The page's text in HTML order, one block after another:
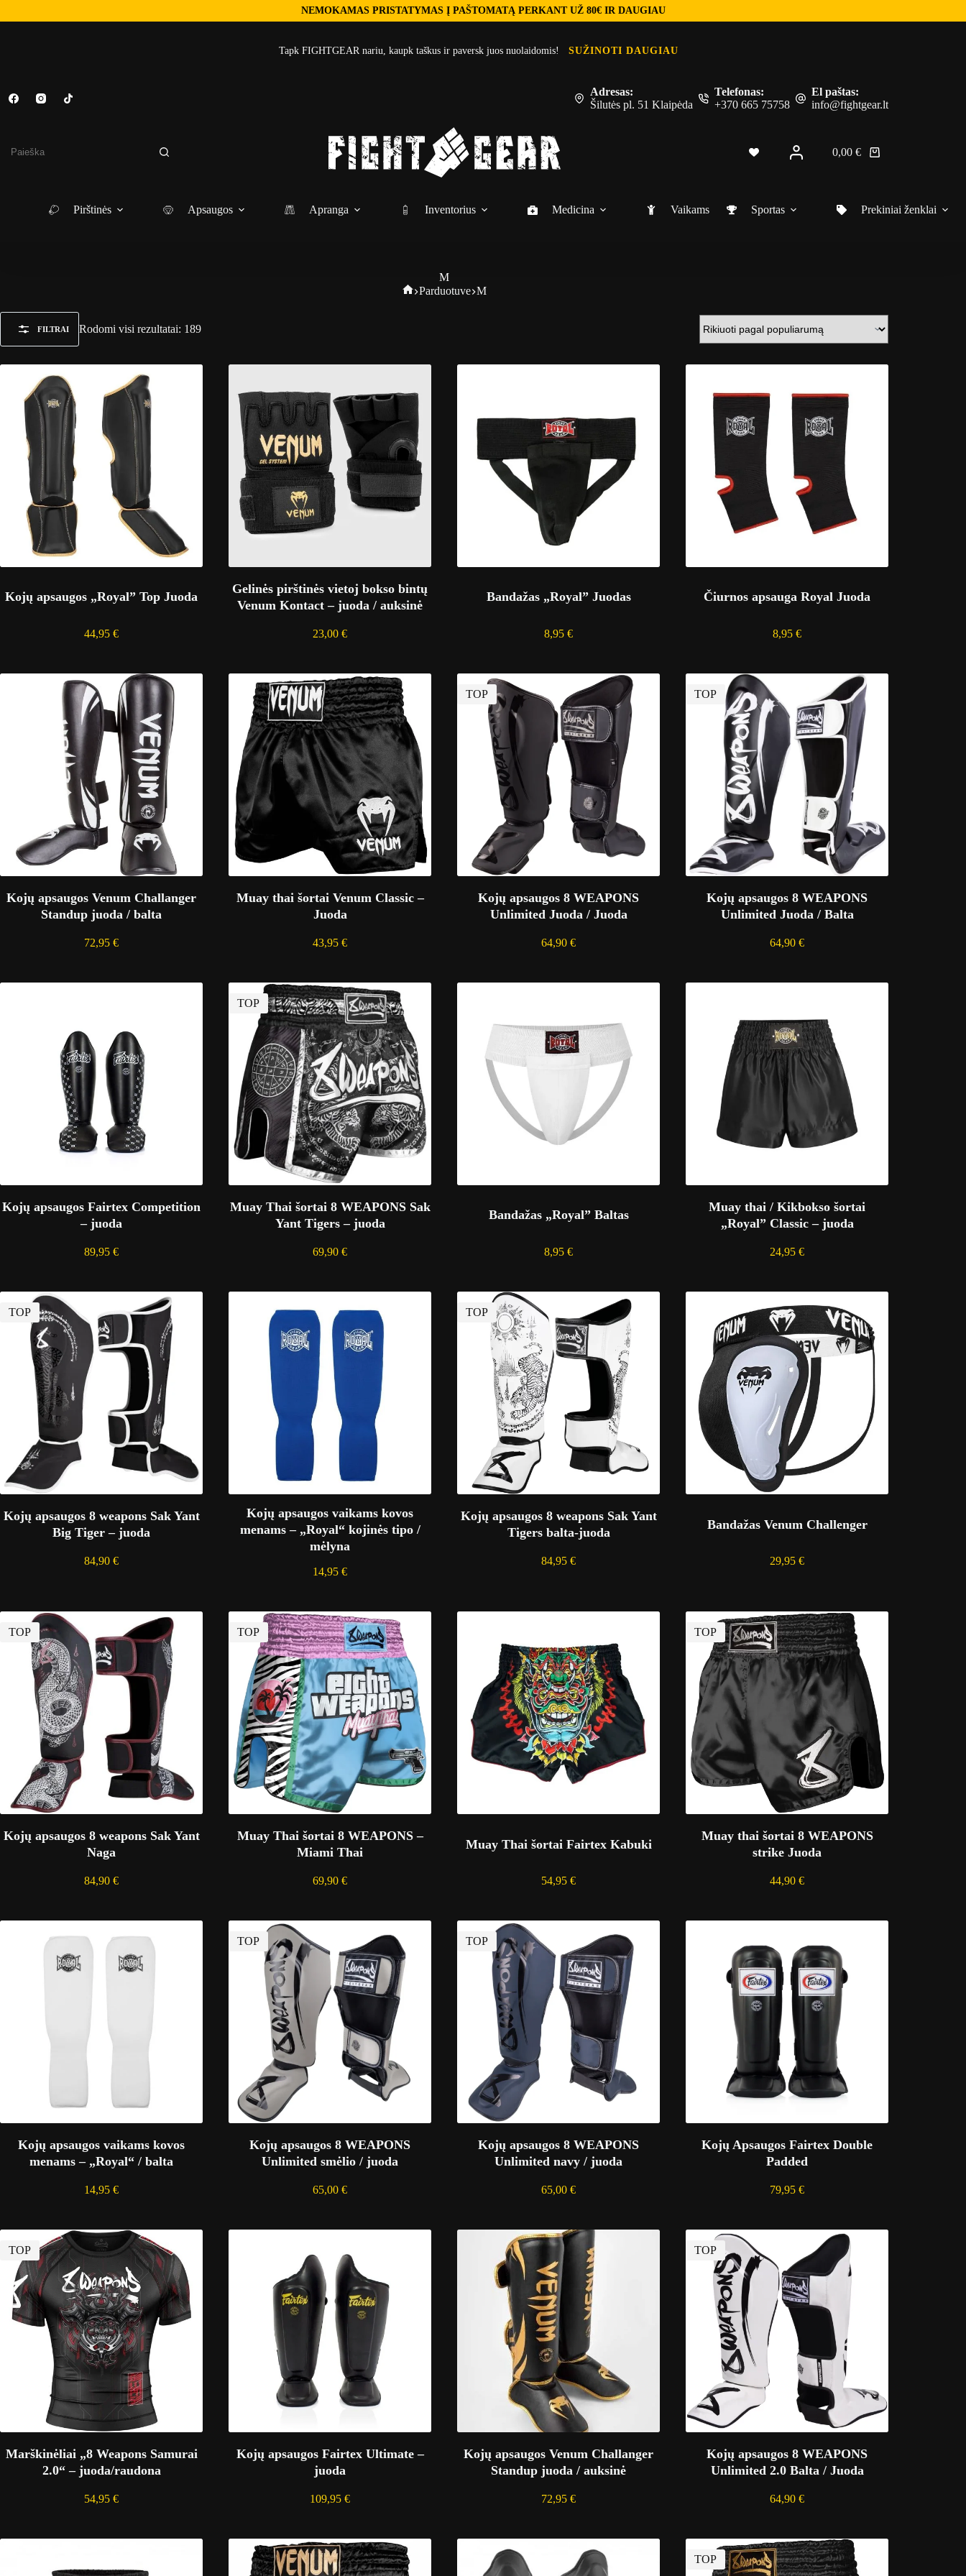
NEMOKAMAS PRISTATYMAS Į PAŠTOMATĄ PERKANT UŽ 80€ IR DAUGIAU
Tapk FIGHTGEAR nariu, kaupk taškus ir paversk juos nuolaidomis! SUŽINOTI DAUGIAU
Adresas:
Šilutės pl. 51 Klaipėda
Telefonas:
+370 665 75758
El paštas:
info@fightgear.lt
Shopping
0,00€
Pirštinės Apsaugos Apranga Inventorius Medicina Vaikams Sportas Prekiniai ženklai
M
Fightgear
Parduotuve M
FILTRAI Rodomi visi rezultatai: 189Rūšiuojama
Kojų apsaugos „Royal” Top Juoda
44,95€
Gelinės pirštinės vietoj bokso bintų
Venum Kontact – juoda / auksinė
23,00€
Bandažas „Royal” Juodas
8,95€
Čiurnos apsauga Royal Juoda
8,95€
Kojų apsaugos Venum Challanger
Standup juoda / balta
72,95€
Muay thai šortai Venum Classic –
Juoda
43,95€
TOP
Kojų apsaugos 8 WEAPONS
Unlimited Juoda / Juoda
64,90€
TOP
Kojų apsaugos 8 WEAPONS
Unlimited Juoda / Balta
64,90€
Kojų apsaugos Fairtex Competition
– juoda
89,95€
TOP
Muay Thai šortai 8 WEAPONS Sak
Yant Tigers – juoda
69,90€
Bandažas „Royal” Baltas
8,95€
Muay thai / Kikbokso šortai
„Royal” Classic – juoda
24,95€
TOP
Kojų apsaugos 8 weapons Sak Yant
Big Tiger – juoda
84,90€
Kojų apsaugos vaikams kovos
menams – „Royal“ kojinės tipo /
mėlyna
14,95€
TOP
Kojų apsaugos 8 weapons Sak Yant
Tigers balta-juoda
84,95€
Bandažas Venum Challenger
29,95€
TOP
Kojų apsaugos 8 weapons Sak Yant
Naga
84,90€
TOP
Muay Thai šortai 8 WEAPONS –
Miami Thai
69,90€
Muay Thai šortai Fairtex Kabuki
54,95€
TOP
Muay thai šortai 8 WEAPONS
strike Juoda
44,90€
Kojų apsaugos vaikams kovos
menams – „Royal“ / balta
14,95€
TOP
Kojų apsaugos 8 WEAPONS
Unlimited smėlio / juoda
65,00€
TOP
Kojų apsaugos 8 WEAPONS
Unlimited navy / juoda
65,00€
Kojų Apsaugos Fairtex Double
Padded
79,95€
TOP
Marškinėliai „8 Weapons Samurai
2.0“ – juoda/raudona
54,95€
Kojų apsaugos Fairtex Ultimate –
juoda
109,95€
Kojų apsaugos Venum Challanger
Standup juoda / auksinė
72,95€
TOP
Kojų apsaugos 8 WEAPONS
Unlimited 2.0 Balta / Juoda
64,90€
TOP